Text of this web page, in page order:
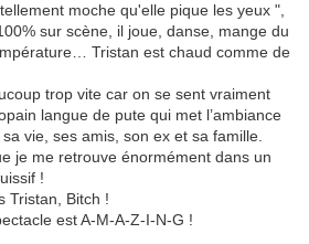
moche qu'elle pique les yeux ",
sur scène, il joue, danse, mange du
Tristan est chaud comme de
trop vite car on se sent vraiment
langue de pute qui met l’ambiance
vie, ses amis, son ex et sa famille.
je me retrouve énormément dans un
!
Tristan, Bitch !
est A-M-A-Z-I-N-G !